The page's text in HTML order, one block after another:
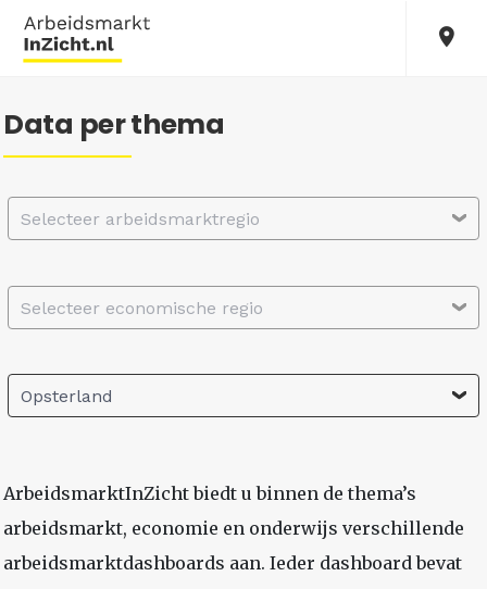
Data per thema
Selecteer arbeidsmarktregio
Selecteer economische regio
Opsterland
ArbeidsmarktInZicht biedt u binnen de thema’s
arbeidsmarkt, economie en onderwijs verschillende
arbeidsmarktdashboards aan. Ieder dashboard bevat